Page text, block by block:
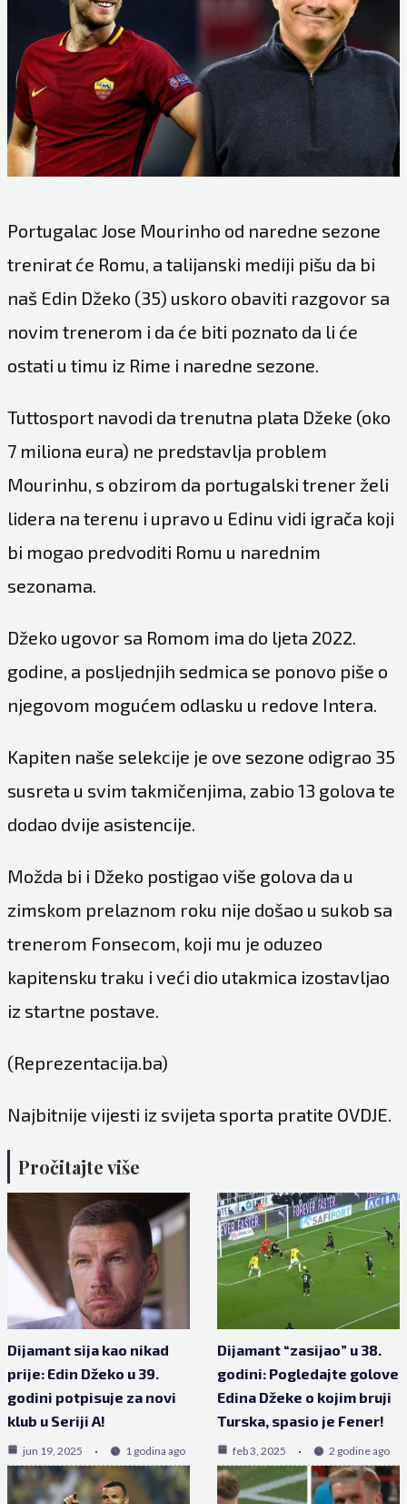
Portugalac Jose Mourinho od naredne sezone
trenirat će Romu, a talijanski mediji pišu da bi
naš Edin Džeko (35) uskoro obaviti razgovor sa
novim trenerom i da će biti poznato da li će
ostati u timu iz Rime i naredne sezone.
Tuttosport navodi da trenutna plata Džeke (oko
7 miliona eura) ne predstavlja problem
Mourinhu, s obzirom da portugalski trener želi
lidera na terenu i upravo u Edinu vidi igrača koji
bi mogao predvoditi Romu u narednim
sezonama.
Džeko ugovor sa Romom ima do ljeta 2022.
godine, a posljednjih sedmica se ponovo piše o
njegovom mogućem odlasku u redove Intera.
Kapiten naše selekcije je ove sezone odigrao 35
susreta u svim takmičenjima, zabio 13 golova te
dodao dvije asistencije.
Možda bi i Džeko postigao više golova da u
zimskom prelaznom roku nije došao u sukob sa
trenerom Fonsecom, koji mu je oduzeo
kapitensku traku i veći dio utakmica izostavljao
iz startne postave.
(Reprezentacija.ba)
Najbitnije vijesti iz svijeta sporta pratite OVDJE.
Pročitajte više
Dijamant sija kao nikad
prije: Edin Džeko u 39.
godini potpisuje za novi
klub u Seriji A!
jun 19, 2025 1 godina ago
Dijamant “zasijao” u 38.
godini: Pogledajte golove
Edina Džeke o kojim bruji
Turska, spasio je Fener!
feb 3, 2025 2 godine ago